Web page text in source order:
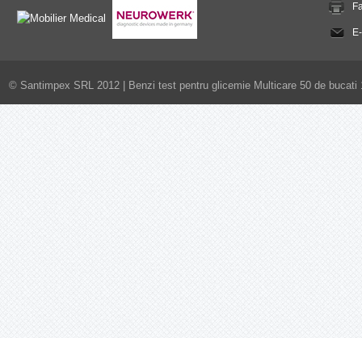
© Santimpex SRL 2012 | Benzi test pentru glicemie Multicare 50 de bucati